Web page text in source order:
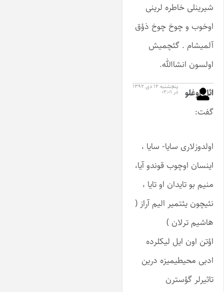
شیرینلی خاطره لرینی
اوخوب و چوخ چوخ ذؤق
آلمیشام . گئچمیش
اولسون انشاالله.
ائل اوغلو
گفت:
پنجشنبه ۱۲ دی ۱۳۹۲
اولدوزلاری سایا- سایا ،
اینسان اوچوب قوندو آیا،
منیم بو تایدان او تایا ،
نئیچون یئتمیر الیم آراز (
هاشیم ترلان )
اؤتن اون ایل لیکلرده
ادبی محیطیمیزه درین
تاثیرلر گؤسترن